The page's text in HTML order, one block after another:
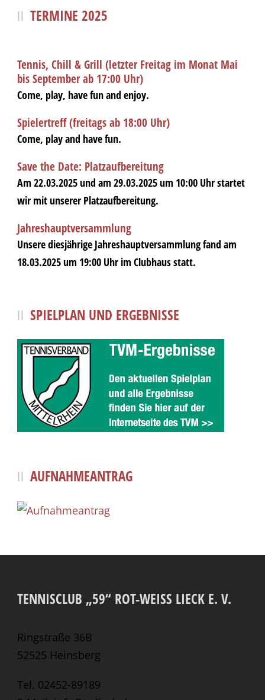
TERMINE 2025
Tennis, Chill & Grill (letzter Freitag im Monat Mai
bis September ab 17:00 Uhr)
Come, play, have fun and enjoy.
Spielertreff (freitags ab 18:00 Uhr)
Come, play and have fun.
Save the Date: Platzaufbereitung
Am 22.03.2025 und am 29.03.2025 um 10:00 Uhr startet
wir mit unserer Platzaufbereitung.
Jahreshauptversammlung
Unsere diesjährige Jahreshauptversammlung fand am
18.03.2025 um 19:00 Uhr im Clubhaus statt.
SPIELPLAN UND ERGEBNISSE
AUFNAHMEANTRAG
TENNISCLUB „59“ ROT-WEISS LIECK E. V.
Ringstraße 36B
52525 Heinsberg
Tel. 02452-89189